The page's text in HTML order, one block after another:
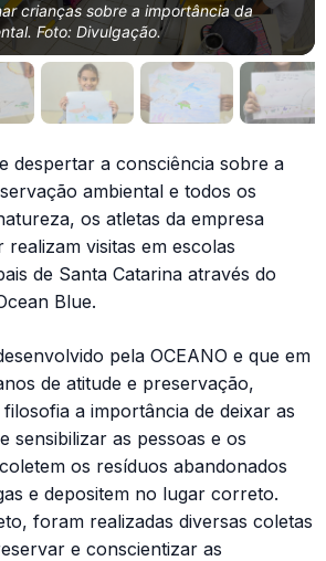
crianças sobre a importância da
Foto: Divulgação.
despertar a consciência sobre a
ambiental e todos os
os atletas da empresa
realizam visitas em escolas
de Santa Catarina através do
Blue.
pela OCEANO e que em
de atitude e preservação,
a importância de deixar as
sensibilizar as pessoas e os
os resíduos abandonados
e depositem no lugar correto.
foram realizadas diversas coletas
e conscientizar as